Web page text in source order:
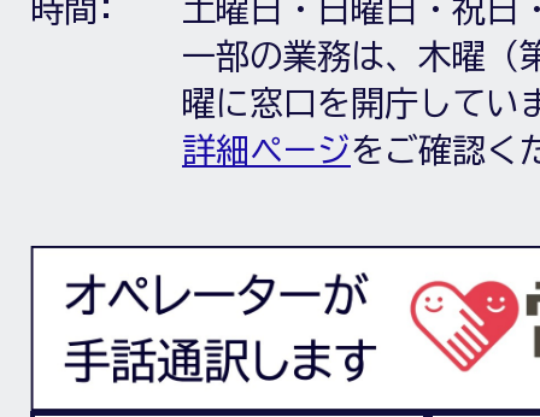
時間:
土曜日・日曜日・祝日
一部の業務は、木曜（
曜に窓口を開庁してい
詳細ページをご確認く